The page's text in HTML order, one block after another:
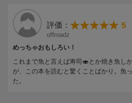
評価： 5
offroadz
めっちゃおもしろい！
これまで魚と言えば寿司🍣とか焼き魚し
が、この本を読むと驚くことばかり。魚
た。